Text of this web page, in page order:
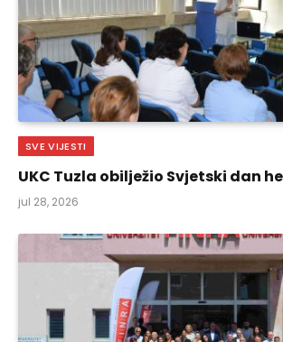
SVE VIJESTI
UKC Tuzla obilježio Svjetski dan
jul 28, 2026